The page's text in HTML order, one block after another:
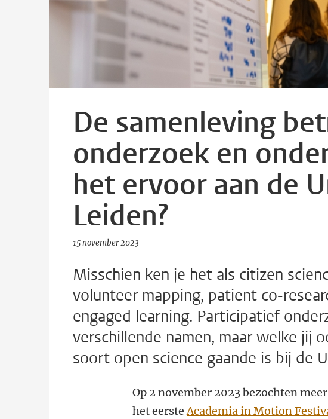
De samenleving
onderzoek en
het ervoor aan de
Leiden?
15 november 2023
Misschien ken je het als citizen
volunteer mapping, patient co-
engaged learning. Participatief
verschillende namen, maar welke jij
soort open science gaande is bij de
Op 2 november 2023 bezochten
het eersteAcademia in Motion